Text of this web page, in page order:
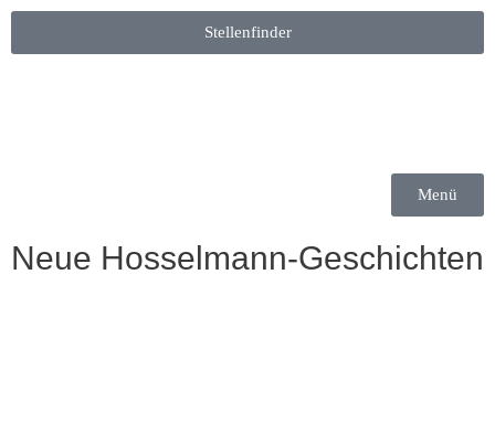
Stellenfinder
Menü
Neue Hosselmann-Geschichten